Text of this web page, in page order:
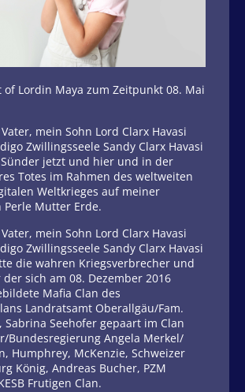
of Lordin Maya zum Zeitpunkt 08. Mai
mein Sohn Lord Clarx Havasi
Zwillingsseele Sandy Clarx Havasi
jetzt und hier und in der
Totes im Rahmen des weltweiten
Weltkrieges auf meiner
Mutter Erde.
mein Sohn Lord Clarx Havasi
Zwillingsseele Sandy Clarx Havasi
die wahren Kriegsverbrecher und
sich am 08. Dezember 2016
Mafia Clan des
Landratsamt Oberallgäu/Fam.
Sabrina Seehofer gepaart im Clan
Bundesregierung Angela Merkel/
Humphrey, McKenzie, Schweizer
König, Andreas Bucher, PZM
Frutigen Clan.